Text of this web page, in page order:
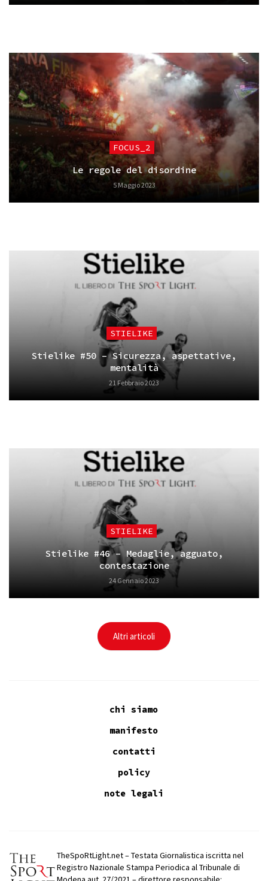
FOCUS_2
Le regole del disordine
5 Maggio 2023
STIELIKE
Stielike #50 – Sicurezza, aspettative,
mentalità
21 Febbraio 2023
STIELIKE
Stielike #46 – Medaglie, agguato,
contestazione
24 Gennaio 2023
Altri articoli
chi siamo
manifesto
contatti
policy
note legali
TheSpoRtLight.net – Testata Giornalistica iscritta nel
Registro Nazionale Stampa Periodica al Tribunale di